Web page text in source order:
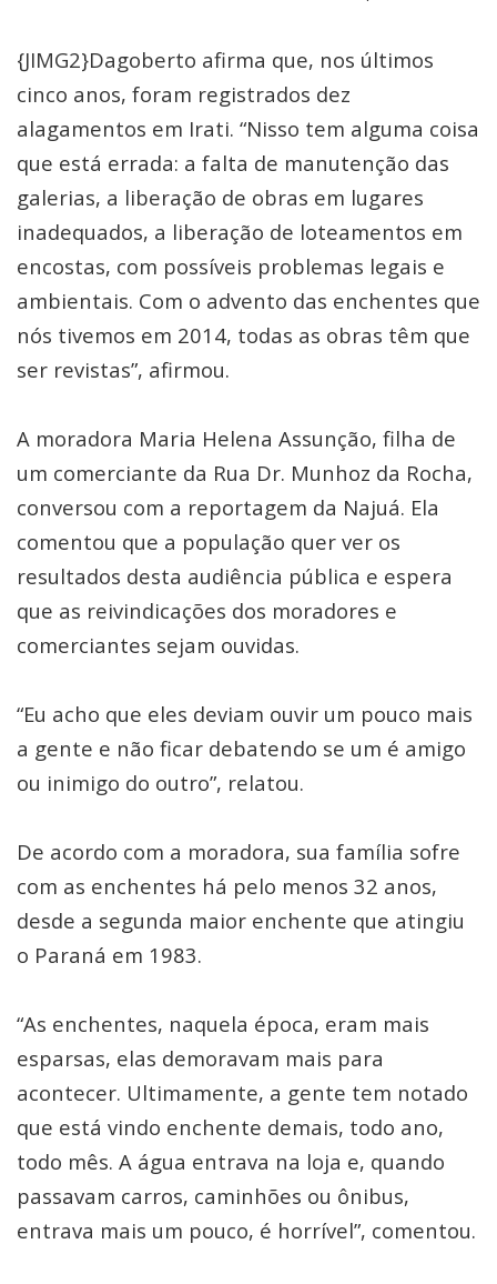
{JIMG2}Dagoberto afirma que, nos últimos
cinco anos, foram registrados dez
alagamentos em Irati. “Nisso tem alguma coisa
que está errada: a falta de manutenção das
galerias, a liberação de obras em lugares
inadequados, a liberação de loteamentos em
encostas, com possíveis problemas legais e
ambientais. Com o advento das enchentes que
nós tivemos em 2014, todas as obras têm que
ser revistas”, afirmou.
A moradora Maria Helena Assunção, filha de
um comerciante da Rua Dr. Munhoz da Rocha,
conversou com a reportagem da Najuá. Ela
comentou que a população quer ver os
resultados desta audiência pública e espera
que as reivindicações dos moradores e
comerciantes sejam ouvidas.
“Eu acho que eles deviam ouvir um pouco mais
a gente e não ficar debatendo se um é amigo
ou inimigo do outro”, relatou.
De acordo com a moradora, sua família sofre
com as enchentes há pelo menos 32 anos,
desde a segunda maior enchente que atingiu
o Paraná em 1983.
“As enchentes, naquela época, eram mais
esparsas, elas demoravam mais para
acontecer. Ultimamente, a gente tem notado
que está vindo enchente demais, todo ano,
todo mês. A água entrava na loja e, quando
passavam carros, caminhões ou ônibus,
entrava mais um pouco, é horrível”, comentou.